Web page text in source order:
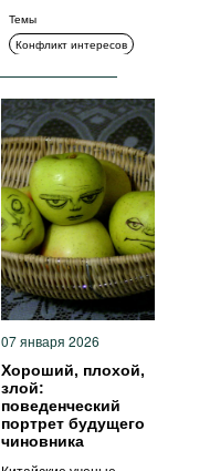
Темы
Конфликт интересов
Прозрачность
Этика
07 января 2026
Хороший, плохой,
злой:
поведенческий
портрет будущего
чиновника